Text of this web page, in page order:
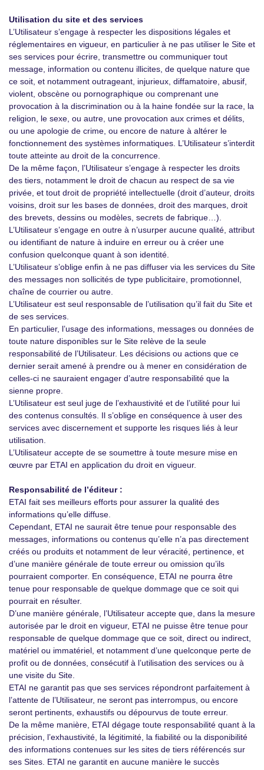
Utilisation du site et des services
L’Utilisateur s’engage à respecter les dispositions légales et
réglementaires en vigueur, en particulier à ne pas utiliser le Site et
ses services pour écrire, transmettre ou communiquer tout
message, information ou contenu illicites, de quelque nature que
ce soit, et notamment outrageant, injurieux, diffamatoire, abusif,
violent, obscène ou pornographique ou comprenant une
provocation à la discrimination ou à la haine fondée sur la race, la
religion, le sexe, ou autre, une provocation aux crimes et délits,
ou une apologie de crime, ou encore de nature à altérer le
fonctionnement des systèmes informatiques. L’Utilisateur s’interdit
toute atteinte au droit de la concurrence.
De la même façon, l’Utilisateur s’engage à respecter les droits
des tiers, notamment le droit de chacun au respect de sa vie
privée, et tout droit de propriété intellectuelle (droit d’auteur, droits
voisins, droit sur les bases de données, droit des marques, droit
des brevets, dessins ou modèles, secrets de fabrique…).
L’Utilisateur s’engage en outre à n’usurper aucune qualité, attribut
ou identifiant de nature à induire en erreur ou à créer une
confusion quelconque quant à son identité.
L’Utilisateur s’oblige enfin à ne pas diffuser via les services du Site
des messages non sollicités de type publicitaire, promotionnel,
chaîne de courrier ou autre.
L’Utilisateur est seul responsable de l’utilisation qu’il fait du Site et
de ses services.
En particulier, l’usage des informations, messages ou données de
toute nature disponibles sur le Site relève de la seule
responsabilité de l’Utilisateur. Les décisions ou actions que ce
dernier serait amené à prendre ou à mener en considération de
celles-ci ne sauraient engager d’autre responsabilité que la
sienne propre.
L’Utilisateur est seul juge de l’exhaustivité et de l’utilité pour lui
des contenus consultés. Il s’oblige en conséquence à user des
services avec discernement et supporte les risques liés à leur
utilisation.
L’Utilisateur accepte de se soumettre à toute mesure mise en
œuvre par ETAI en application du droit en vigueur.
Responsabilité de l’éditeur :
ETAI fait ses meilleurs efforts pour assurer la qualité des
informations qu’elle diffuse.
Cependant, ETAI ne saurait être tenue pour responsable des
messages, informations ou contenus qu’elle n’a pas directement
créés ou produits et notamment de leur véracité, pertinence, et
d’une manière générale de toute erreur ou omission qu’ils
pourraient comporter. En conséquence, ETAI ne pourra être
tenue pour responsable de quelque dommage que ce soit qui
pourrait en résulter.
D’une manière générale, l’Utilisateur accepte que, dans la mesure
autorisée par le droit en vigueur, ETAI ne puisse être tenue pour
responsable de quelque dommage que ce soit, direct ou indirect,
matériel ou immatériel, et notamment d’une quelconque perte de
profit ou de données, consécutif à l’utilisation des services ou à
une visite du Site.
ETAI ne garantit pas que ses services répondront parfaitement à
l’attente de l’Utilisateur, ne seront pas interrompus, ou encore
seront pertinents, exhaustifs ou dépourvus de toute erreur.
De la même manière, ETAI dégage toute responsabilité quant à la
précision, l’exhaustivité, la légitimité, la fiabilité ou la disponibilité
des informations contenues sur les sites de tiers référencés sur
ses Sites. ETAI ne garantit en aucune manière le succès